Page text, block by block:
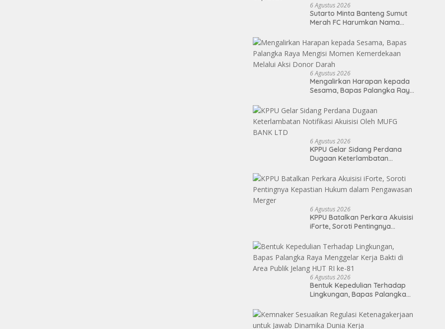
6 Agustus 2026
Sutarto Minta Banteng Sumut
Merah FC Harumkan Nama
Cup 2026
6 Agustus 2026
Mengalirkan Harapan kepada
Sesama, Bapas Palangka Raya
Melalui Aksi Donor Darah
6 Agustus 2026
KPPU Gelar Sidang Perdana
Dugaan Keterlambatan
BANK LTD
6 Agustus 2026
KPPU Batalkan Perkara Akuisisi
iForte, Soroti Pentingnya
Pengawasan Merger
6 Agustus 2026
Bentuk Kepedulian Terhadap
Lingkungan, Bapas Palangka
Area Publik Jelang HUT RI ke-81